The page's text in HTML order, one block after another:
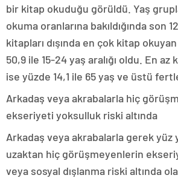
bir kitap okuduğu görüldü. Yaş
okuma oranlarına bakıldığında son
kitapları dışında en çok kitap
50,9 ile 15-24 yaş aralığı oldu. En az
ise yüzde 14,1 ile 65 yaş ve üstü
Arkadaş veya akrabalarla hiç
ekseriyeti yoksulluk riski altında
Arkadaş veya akrabalarla gerek yüz
uzaktan hiç görüşmeyenlerin
veya sosyal dışlanma riski altında